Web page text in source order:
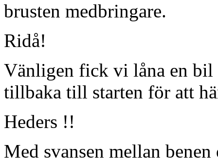
brusten medbringare.
Ridå!
Vänligen fick vi låna en bil
tillbaka till starten för att
Heders !!
Med svansen mellan